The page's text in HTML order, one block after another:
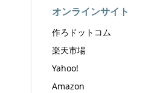
オンラインサイト
作ろドットコム
楽天市場
Yahoo!
Amazon